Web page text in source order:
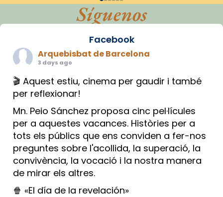
Síguenos
Facebook
Arquebisbat de Barcelona
3 days ago
🎬 Aquest estiu, cinema per gaudir i també
per reflexionar!
Mn. Peio Sánchez proposa cinc pel·lícules
per a aquestes vacances. Històries per a
tots els públics que ens conviden a fer-nos
preguntes sobre l'acollida, la superació, la
convivència, la vocació i la nostra manera
de mirar els altres.
🍿 «El día de la revelación»